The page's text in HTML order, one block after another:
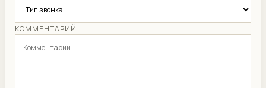
КОММЕНТАРИЙ